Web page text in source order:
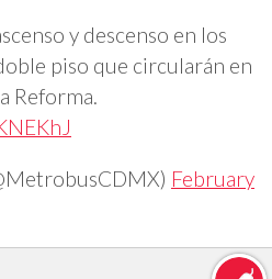
y descenso en los
piso que circularán en
Reforma.
February